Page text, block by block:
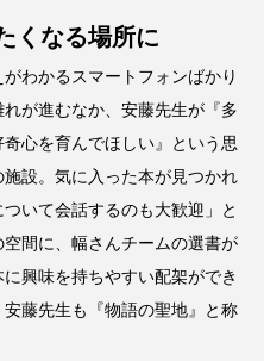
くなる場所に
わかるスマートフォンばかり
が進むなか、安藤先生が『多
心を育んでほしい』という思
設。気に入った本が見つかれ
いて会話するのも大歓迎」と
間に、幅さんチームの選書が
興味を持ちやすい配架ができ
藤先生も『物語の聖地』と称